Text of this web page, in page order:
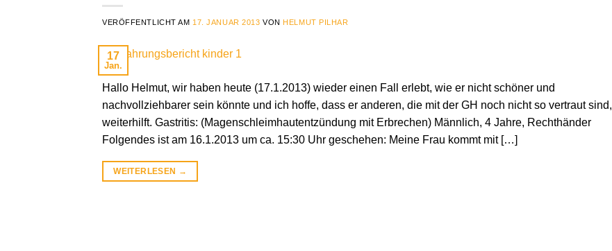
VERÖFFENTLICHT AM 17. JANUAR 2013 VON HELMUT PILHAR
17
Jan.
Hallo Helmut, wir haben heute (17.1.2013) wieder einen Fall erlebt, wie er nicht schöner und
nachvollziehbarer sein könnte und ich hoffe, dass er anderen, die mit der GH noch nicht so vertraut sind,
weiterhilft. Gastritis: (Magenschleimhautentzündung mit Erbrechen) Männlich, 4 Jahre, Rechthänder
Folgendes ist am 16.1.2013 um ca. 15:30 Uhr geschehen: Meine Frau kommt mit […]
WEITERLESEN →